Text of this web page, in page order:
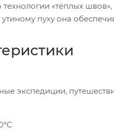
технологии «тёплых
пуху она
экспедиции,